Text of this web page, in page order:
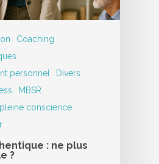
Coaching
personnel
Divers
MBSR
conscience
: ne plus
?